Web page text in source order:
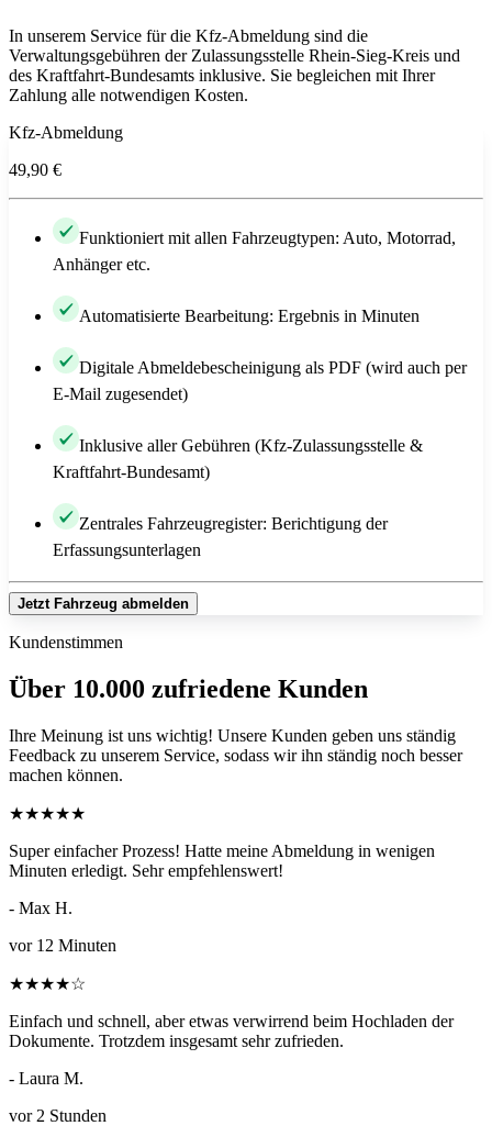
In unserem Service für die Kfz-Abmeldung sind die
Verwaltungsgebühren der Zulassungsstelle Rhein-Sieg-Kreis und
des Kraftfahrt-Bundesamts inklusive. Sie begleichen mit Ihrer
Zahlung alle notwendigen Kosten.
Kfz-Abmeldung
49,90 €
Funktioniert mit allen Fahrzeugtypen: Auto, Motorrad,
Anhänger etc.
Automatisierte Bearbeitung: Ergebnis in Minuten
Digitale Abmeldebescheinigung als PDF (wird auch per
E-Mail zugesendet)
Inklusive aller Gebühren (Kfz-Zulassungsstelle &
Kraftfahrt-Bundesamt)
Zentrales Fahrzeugregister: Berichtigung der
Erfassungsunterlagen
Jetzt Fahrzeug abmelden
Kundenstimmen
Über 10.000 zufriedene Kunden
Ihre Meinung ist uns wichtig! Unsere Kunden geben uns ständig
Feedback zu unserem Service, sodass wir ihn ständig noch besser
machen können.
★★★★★
Super einfacher Prozess! Hatte meine Abmeldung in wenigen
Minuten erledigt. Sehr empfehlenswert!
- Max H.
vor 12 Minuten
★★★★☆
Einfach und schnell, aber etwas verwirrend beim Hochladen der
Dokumente. Trotzdem insgesamt sehr zufrieden.
- Laura M.
vor 2 Stunden